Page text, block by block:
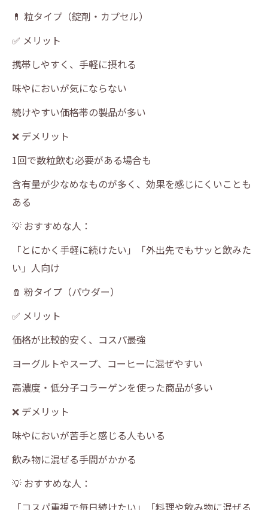
💊 粒タイプ（錠剤・カプセル）
✅ メリット
携帯しやすく、手軽に摂れる
味やにおいが気にならない
続けやすい価格帯の製品が多い
❌ デメリット
1回で数粒飲む必要がある場合も
含有量が少なめなものが多く、効果を感じにくいことも
ある
💡 おすすめな人：
「とにかく手軽に続けたい」「外出先でもサッと飲みた
い」人向け
🧂 粉タイプ（パウダー）
✅ メリット
価格が比較的安く、コスパ最強
ヨーグルトやスープ、コーヒーに混ぜやすい
高濃度・低分子コラーゲンを使った商品が多い
❌ デメリット
味やにおいが苦手と感じる人もいる
飲み物に混ぜる手間がかかる
💡 おすすめな人：
「コスパ重視で毎日続けたい」「料理や飲み物に混ぜる